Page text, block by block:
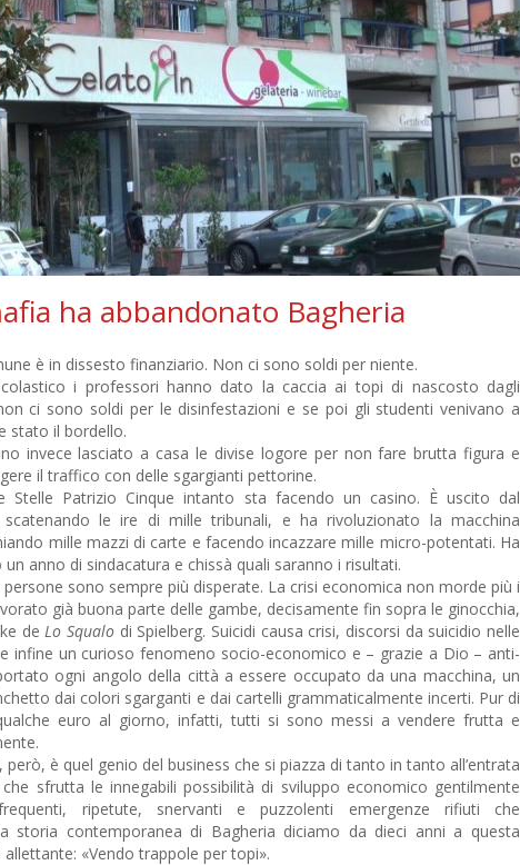
ha abbandonato Bagheria
è in dissesto finanziario. Non ci sono soldi per niente.
i professori hanno dato la caccia ai topi di nascosto dagli
ci sono soldi per le disinfestazioni e se poi gli studenti venivano a
stato il bordello.
invece lasciato a casa le divise logore per non fare brutta figura e
il traffico con delle sgargianti pettorine.
Stelle Patrizio Cinque intanto sta facendo un casino. È uscito dal
le ire di mille tribunali, e ha rivoluzionato la macchina
mille mazzi di carte e facendo incazzare mille micro-potentati. Ha
anno di sindacatura e chissà quali saranno i risultati.
persone sono sempre più disperate. La crisi economica non morde più i
già buona parte delle gambe, decisamente fin sopra le ginocchia,
deLo Squalo di Spielberg. Suicidi causa crisi, discorsi da suicidio nelle
infine un curioso fenomeno socio-economico e – grazie a Dio – anti-
ogni angolo della città a essere occupato da una macchina, un
dai colori sgarganti e dai cartelli grammaticalmente incerti. Pur di
euro al giorno, infatti, tutti si sono messi a vendere frutta e
è quel genio del business che si piazza di tanto in tanto all’entrata
che sfrutta le innegabili possibilità di sviluppo economico gentilmente
ripetute, snervanti e puzzolenti emergenze rifiuti che
storia contemporanea di Bagheria diciamo da dieci anni a questa
allettante: «Vendo trappole per topi».